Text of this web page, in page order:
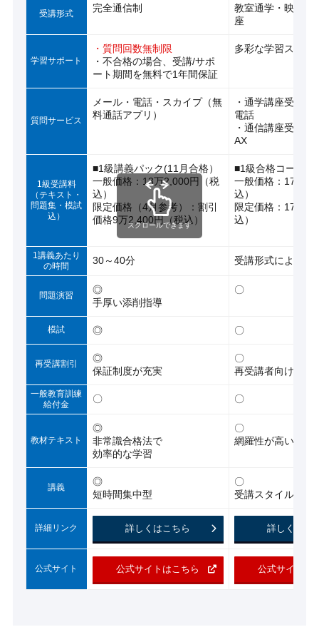
受講形式 完全通信制
教室通学・映像通
座
学習サポート
・質問回数無制限
・不合格の場合、受講/サポ
ート期間を無料で1年間保証
多彩な学習スタイ
質問サービス
メール・電話・スカイプ（無
料通話アプリ）
・通学講座受講生
電話
・通信講座受講生
AX
1級受講料
（テキスト・
問題集・模試
込）
■1級講義パック(11月合格）
一般価格：13万2,000円（税
込）
限定価格（4月参考）：割引
価格9万2,400円（税込）
■1級合格コース
一般価格：17万
込）
限定価格：17万
込）
1講義あたり
の時間
30～40分 受講形式により変
問題演習
◎
手厚い添削指導
〇
模試 ◎ 〇
再受講割引
◎
保証制度が充実
〇
再受講者向け
一般教育訓練
給付金
〇 〇
教材テキスト
◎
非常識合格法で
効率的な学習
〇
網羅性が高い
講義
◎
短時間集中型
〇
受講スタイルが豊
詳細リンク 詳しくはこちら 詳しくはこ
公式サイト 公式サイトはこちら 公式サイトは
スクロールできます